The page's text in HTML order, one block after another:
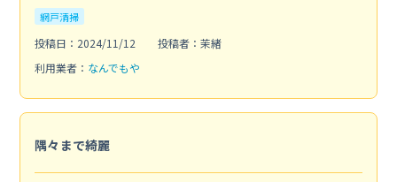
網戸清掃
投稿日：2024/11/12
投稿者：茉緒
利用業者： なんでもや
隅々まで綺麗